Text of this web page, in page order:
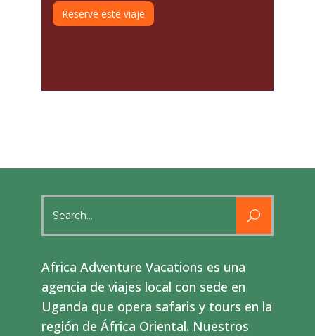
Reserve este viaje
for:
Africa Adventure Vacations es una
agencia de viajes local con sede en
Uganda que opera safaris y tours en la
región de África Oriental. Nuestros